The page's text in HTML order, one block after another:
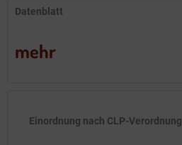
Datenblatt
mehr
Einordnung nach CLP-Verordnung